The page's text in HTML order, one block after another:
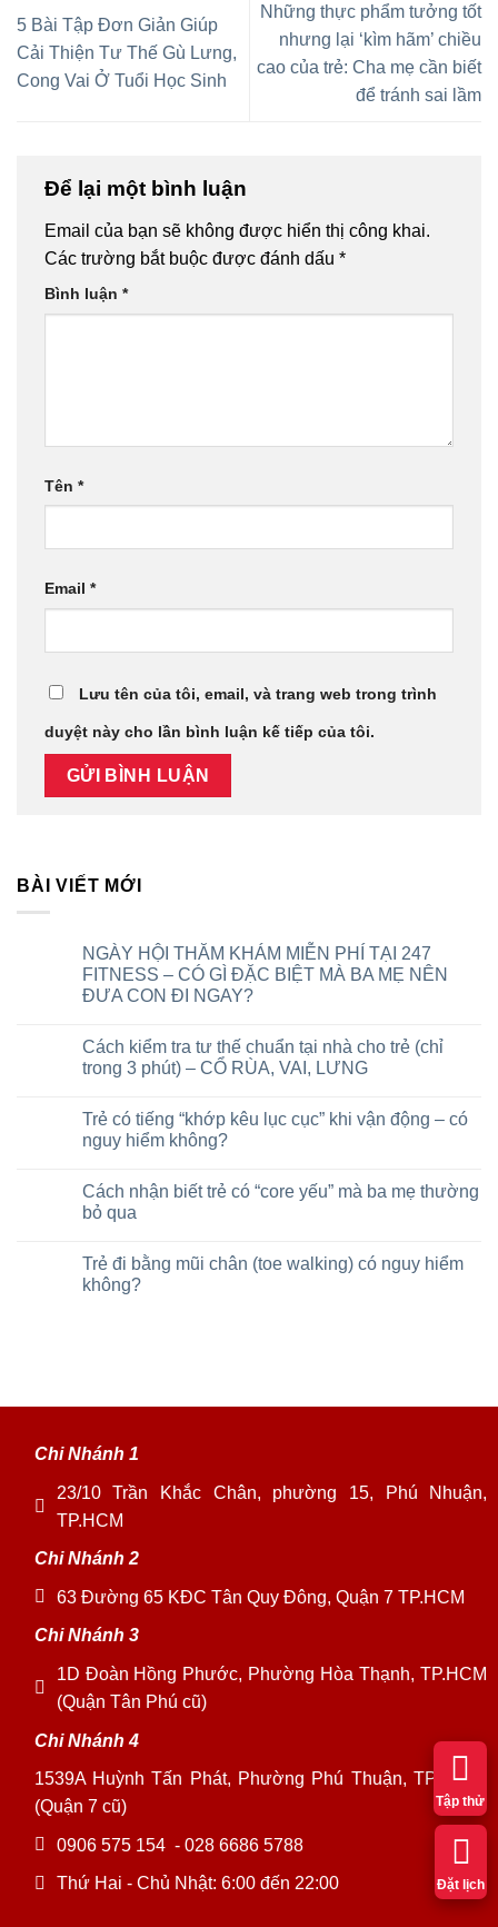
5 Bài Tập Đơn Giản Giúp
Cải Thiện Tư Thế Gù Lưng,
Cong Vai Ở Tuổi Học Sinh
Những thực phẩm tưởng tốt
nhưng lại ‘kìm hãm’ chiều
cao của trẻ: Cha mẹ cần biết
để tránh sai lầm
Để lại một bình luận
Email của bạn sẽ không được hiển thị công khai.
Các trường bắt buộc được đánh dấu *
Bình luận *
Tên *
Email *
Lưu tên của tôi, email, và trang web trong trình
duyệt này cho lần bình luận kế tiếp của tôi.
BÀI VIẾT MỚI
NGÀY HỘI THĂM KHÁM MIỄN PHÍ TẠI 247
FITNESS – CÓ GÌ ĐẶC BIỆT MÀ BA MẸ NÊN
ĐƯA CON ĐI NGAY?
Cách kiểm tra tư thế chuẩn tại nhà cho trẻ (chỉ
trong 3 phút) – CỔ RÙA, VAI, LƯNG
Trẻ có tiếng “khớp kêu lục cục” khi vận động – có
nguy hiểm không?
Cách nhận biết trẻ có “core yếu” mà ba mẹ thường
bỏ qua
Trẻ đi bằng mũi chân (toe walking) có nguy hiểm
không?
Chi Nhánh 1
23/10 Trần Khắc Chân, phường 15, Phú Nhuận,
TP.HCM
Chi Nhánh 2
63 Đường 65 KĐC Tân Quy Đông, Quận 7 TP.HCM
Chi Nhánh 3
1D Đoàn Hồng Phước, Phường Hòa Thạnh, TP.HCM
(Quận Tân Phú cũ)
Chi Nhánh 4
1539A Huỳnh Tấn Phát, Phường Phú Thuận, TP. HCM
(Quận 7 cũ)
0906 575 154- 028 6686 5788
Thứ Hai - Chủ Nhật: 6:00 đến 22:00
Tập thử
Đặt lịch